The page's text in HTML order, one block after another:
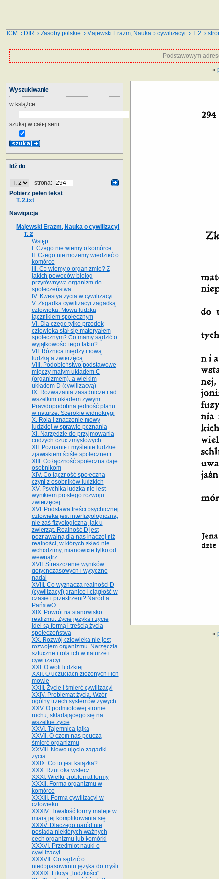
ICM › DIR ›Zasoby polskie › Majewski Erazm, Nauka o cywilizacyi ›T. 2 ›
Podstawowym
«
«
Wyszukiwanie
w książce
szukaj w całej serii
Idź do
strona:
Pobierz pełen tekst
T. 2.txt
Nawigacja
Majewski Erazm, Nauka o cywilizacyi
T. 2
Wstęp
I. Czego nie wiemy o komórce
II. Czego nie możemy wiedzieć o
komórce
III. Co wiemy o organizmie? Z
jakich powodów biolog
przyrównywa organizm do
społeczeństwa
IV. Kwestya życia w cywilizacyi
V. Zagadka cywilizacyi zagadką
człowieka. Mowa ludzka
łącznikiem społecznym
VI. Dla czego tylko przodek
człowieka stał się materyałem
społecznym? Co mamy sądzić o
wyjątkowości tego faktu?
VII. Różnica między mową
ludzką a zwierzęcą
VIII. Podobieństwo podstawowe
między małym układem C
(organizmem), a wielkim
układem D (cywilizacyą)
IX. Rozważania zasadnicze nad
wszelkim układem żywym.
Prawdopodobna jedność planu
w naturze. Szerokie widnokręgi
X. Rola i znaczenie mowy
ludzkiej w sprawie poznania
XI. Narzędzie do przyjmowania
cudzych czuć zmysłowych
XII. Poznanie i myślenie ludzkie
zjawiskiem ściśle społecznem
XIII. Co łączność społeczna daje
osobnikom
XIV. Co łączność społeczna
czyni z osobników ludzkich
XV. Psychika ludzka nie jest
wynikiem prostego rozwoju
zwierzęcej
XVI. Podstawa treści psychicznej
człowieka jest interfizyologiczna,
nie zaś fizyologiczna, jak u
zwierząt. Realność D jest
poznawalną dla nas inaczej niż
realności, w których skład nie
wchodzimy, mianowicie tylko od
wewnątrz
XVII. Streszczenie wyników
dotychczasowych i wytyczne
nadal
XVIII. Co wyznacza realności D
(cywilizacyi) granice i ciągłość w
czasie i przestrzeni? Naród a
PaństwO
XIX. Powrót na stanowisko
realizmu. Życie języka i życie
idei są formą i treścią życia
społeczeństwa
XX. Rozwój człowieka nie jest
rozwojem organizmu. Narzędzia
sztuczne i rola ich w naturze i
cywilizacyi
XXI. O woli ludzkiej
XXII. O uczuciach złożonych i ich
mowie
XXIII. Życie i śmierć cywilizacyi
XXIV. Problemat życia. Wzór
ogólny trzech systemów żywych
XXV. O podmiotowej stronie
ruchu, składającego się na
wszelkie życie
XXVI. Tajemnica jajka
XXVII. O czem nas poucza
śmierć organizmu
XXVIII. Nowe ujęcie zagadki
życia
XXIX. Co to jest książka?
XXX. Rzut oka wstecz
XXXI. Wielki problemat formy
XXXII. Forma organizmu w
komórce
XXXIII. Forma cywilizacyi w
człowieku
XXXIV. Trwałość formy maleje w
miarą jej komplikowania się
XXXV. Dlaczego naród nie
posiada niektórych ważnych
cech organizmu lub komórki
XXXVI. Przedmiot nauki o
cywilizacyi
XXXVII. Co sądzić o
niedopasowaniu języka do myśli
XXXIX. Fikcya „ludzkości"